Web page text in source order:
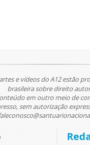
e vídeos do A12 estão
brasileira sobre direito
em outro meio de
sem autorização